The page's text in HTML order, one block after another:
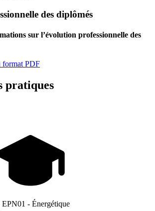
des diplômés
sur l’évolution professionnelle des
format PDF
pratiques
EPN01 - Énergétique